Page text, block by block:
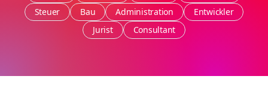
Steuer
Bau Administration
Entwickler
Jurist
Consultant